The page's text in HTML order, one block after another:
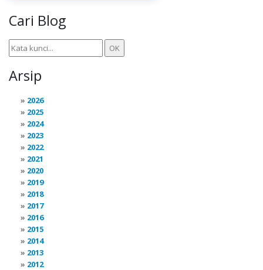
Cari Blog
Arsip
2026
2025
2024
2023
2022
2021
2020
2019
2018
2017
2016
2015
2014
2013
2012